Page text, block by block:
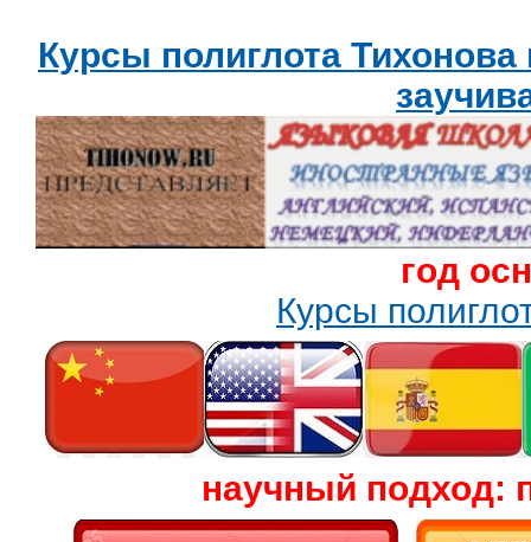
Курсы полиглота
год
Курсы
научный подход: